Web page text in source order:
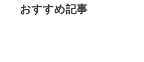
おすすめ記事